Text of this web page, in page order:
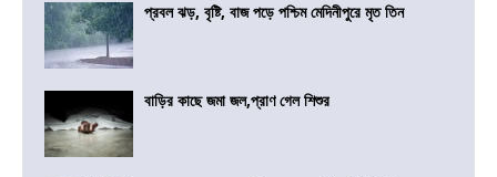
প্রবল ঝড়, বৃষ্টি, বাজ পড়ে পশ্চিম মেদিনীপুরে মৃত তিন
বাড়ির কাছে জমা জল,প্রাণ গেল শিশুর